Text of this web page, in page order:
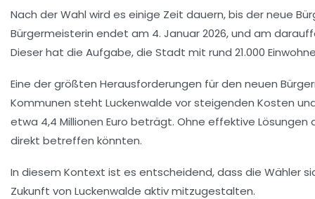
Nach der Wahl wird es einige Zeit dauern, bis der neue
Bürgermeisterin endet am 4. Januar 2026, und am
Dieser hat die Aufgabe, die Stadt mit rund 21.000
Eine der größten Herausforderungen für den neuen
Kommunen steht Luckenwalde vor steigenden Kosten
etwa 4,4 Millionen Euro beträgt. Ohne effektive Lösungen
direkt betreffen könnten.
In diesem Kontext ist es entscheidend, dass die Wähler
Zukunft von Luckenwalde aktiv mitzugestalten.